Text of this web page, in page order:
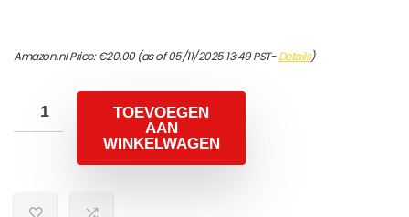
Amazon.nl Price:€20.00(as of 05/11/2025 13:49 PST-Details)
TOEVOEGEN
AAN
WINKELWAGEN